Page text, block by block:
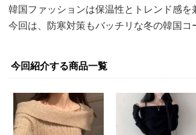
韓国ファッションは保温性とトレンド感
今回は、防寒対策もバッチリな冬の韓国コ
今回紹介する商品一覧